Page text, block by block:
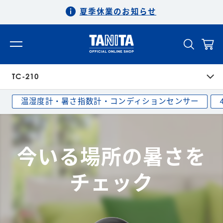
夏季休業のお知らせ
TC-210
温湿度計・暑さ指数計・コンディションセンサー
今いる場所の暑さを
チェック